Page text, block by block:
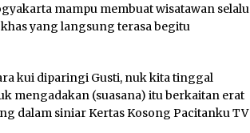
mampu membuat wisatawan selalu
khas yang langsung terasa begitu
kui diparingi Gusti, nuk kita tinggal
mengadakan (suasana) itu berkaitan erat
dalam siniar Kertas Kosong Pacitanku TV